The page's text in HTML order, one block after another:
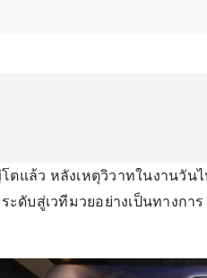
แล้ว หลังเหตุวิวาทในงานวันไ
ะดับสู่เวทีมวยอย่างเป็นทางก